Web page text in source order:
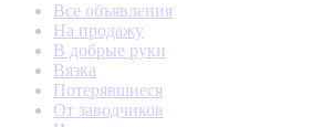
Все объявления
На продажу
В добрые руки
Вязка
Потерявшиеся
От заводчиков